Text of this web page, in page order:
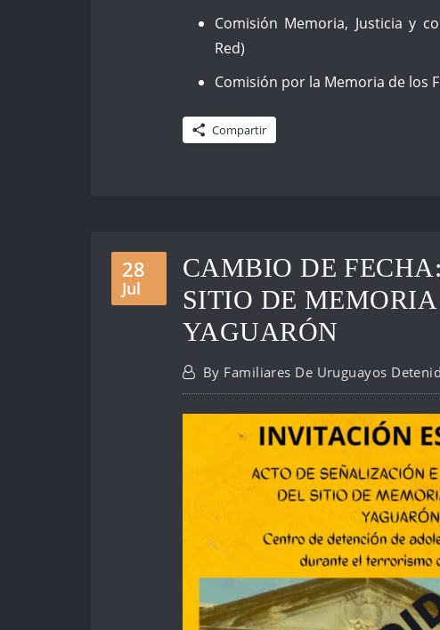
Comisión Memoria, Justicia y
Red)
Comisión por la Memoria de los
Compartir
28
Jul
CAMBIO DE
SITIO DE
YAGUARÓN
By Familiares De Uruguayos